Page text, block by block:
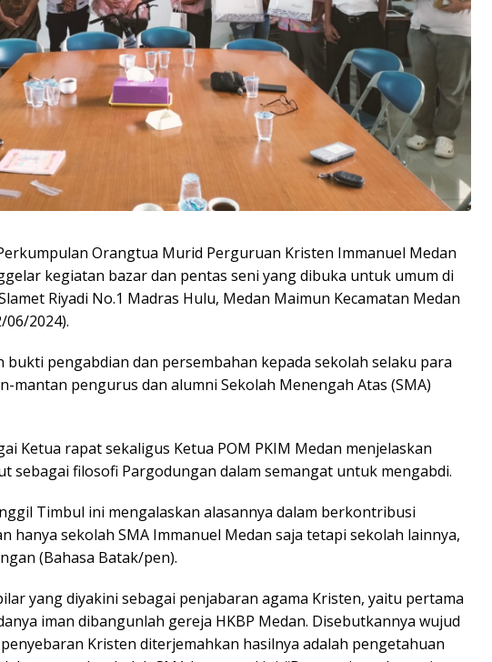
Orangtua Murid Perguruan Kristen Immanuel Medan
kegiatan bazar dan pentas seni yang dibuka untuk umum di
Riyadi No.1 Madras Hulu, Medan Maimun Kecamatan Medan
06/2024).
bukti pengabdian dan persembahan kepada sekolah selaku para
mantan pengurus dan alumni Sekolah Menengah Atas (SMA)
Ketua rapat sekaligus Ketua POM PKIM Medan menjelaskan
sebagai filosofi Pargodungan dalam semangat untuk mengabdi.
Timbul ini mengalaskan alasannya dalam berkontribusi
hanya sekolah SMA Immanuel Medan saja tetapi sekolah lainnya,
(Bahasa Batak/pen).
yang diyakini sebagai penjabaran agama Kristen, yaitu pertama
iman dibangunlah gereja HKBP Medan. Disebutkannya wujud
Kristen diterjemahkan hasilnya adalah pengetahuan